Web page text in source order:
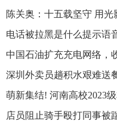
陈关奥：十五载坚守 用光
电话被拉黑是什么提示语
中国石油扩充充电网络，
萌新集结! 河南高校2023
店员阻止骑手殴打同事被